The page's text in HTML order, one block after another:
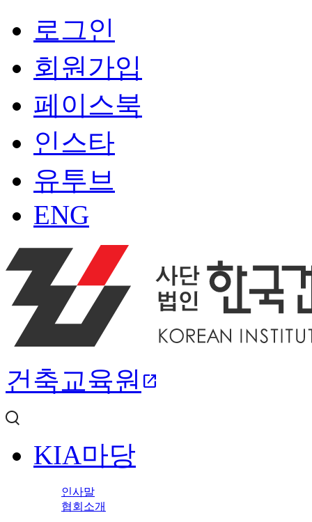
로그인
회원가입
페이스북
인스타
유투브
ENG
건축교육원 open_in_new
KIA마당
인사말
협회소개